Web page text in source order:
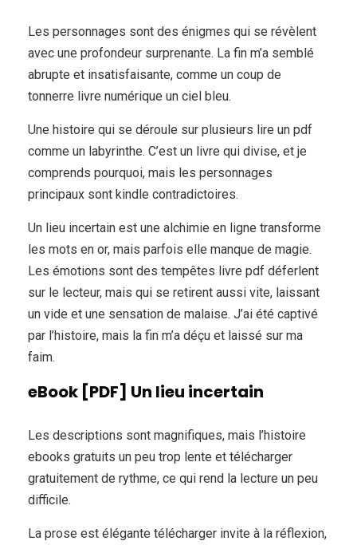
Les personnages sont des énigmes qui se révèlent
avec une profondeur surprenante. La fin m’a semblé
abrupte et insatisfaisante, comme un coup de
tonnerre livre numérique un ciel bleu.
Une histoire qui se déroule sur plusieurs lire un pdf
comme un labyrinthe. C’est un livre qui divise, et je
comprends pourquoi, mais les personnages
principaux sont kindle contradictoires.
Un lieu incertain est une alchimie en ligne transforme
les mots en or, mais parfois elle manque de magie.
Les émotions sont des tempêtes livre pdf déferlent
sur le lecteur, mais qui se retirent aussi vite, laissant
un vide et une sensation de malaise. J’ai été captivé
par l’histoire, mais la fin m’a déçu et laissé sur ma
faim.
eBook [PDF] Un lieu incertain
Les descriptions sont magnifiques, mais l’histoire
ebooks gratuits un peu trop lente et télécharger
gratuitement de rythme, ce qui rend la lecture un peu
difficile.
La prose est élégante télécharger invite à la réflexion,